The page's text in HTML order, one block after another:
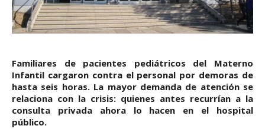
Familiares de pacientes pediátricos del Materno
Infantil cargaron contra el personal por demoras de
hasta seis horas. La mayor demanda de atención se
relaciona con la crisis: quienes antes recurrían a la
consulta privada ahora lo hacen en el hospital
público.